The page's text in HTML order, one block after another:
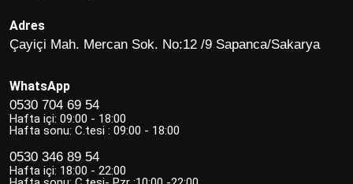
Adres
Çayiçi Mah. Mercan Sok. No:12 /9 Sapanca/Sakarya
WhatsApp
0530 704 69 54
Hafta içi: 09:00 - 18:00
Hafta sonu: C.tesi : 09:00 - 18:00
0530 346 89 54
Hafta içi: 18:00 - 22:00